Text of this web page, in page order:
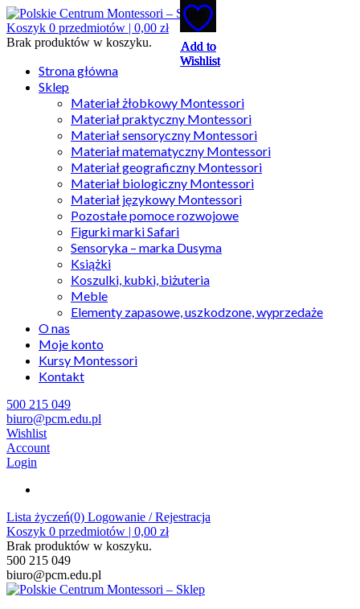
Koszyk 0 przedmiotów | 0,00 zł
Brak produktów w koszyku.
Strona główna
Sklep
Materiał żłobkowy Montessori
Materiał praktyczny Montessori
Materiał sensoryczny Montessori
Materiał matematyczny Montessori
Materiał geograficzny Montessori
Materiał biologiczny Montessori
Materiał językowy Montessori
Pozostałe pomoce rozwojowe
Figurki marki Safari
Sensoryka – marka Dusyma
Książki
Koszulki, kubki, biżuteria
Meble
Elementy zapasowe, uszkodzone, wyprzedaże
O nas
Moje konto
Kursy Montessori
Kontakt
500 215 049
biuro@pcm.edu.pl
Wishlist
Account
Login
Lista życzeń(0) Logowanie / Rejestracja
Koszyk 0 przedmiotów | 0,00 zł
Brak produktów w koszyku.
500 215 049
biuro@pcm.edu.pl
Add to
Wishlist
Add to
Wishlist
Add to
Wishlist
Add to
Wishlist
Add to
Wishlist